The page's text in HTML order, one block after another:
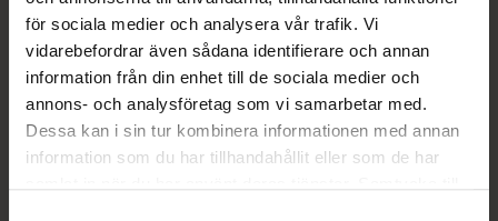
för sociala medier och analysera vår trafik. Vi
vidarebefordrar även sådana identifierare och annan
information från din enhet till de sociala medier och
annons- och analysföretag som vi samarbetar med.
Dessa kan i sin tur kombinera informationen med annan
information som du har tillhandahållit eller som de har